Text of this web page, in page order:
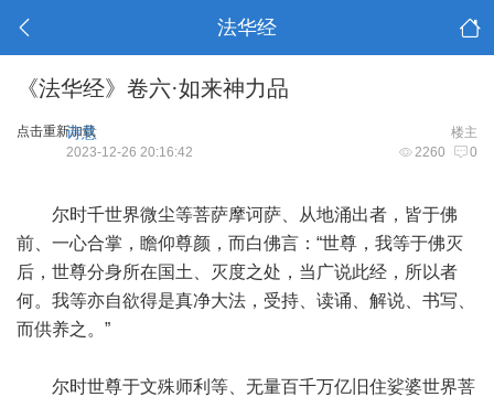
法华经
《法华经》卷六·如来神力品
点击重新加载 楼主
诗意
2260 0
2023-12-26 20:16:42
尔时千世界微尘等菩萨摩诃萨、从地涌出者，皆于佛
前、一心合掌，瞻仰尊颜，而白佛言：“世尊，我等于佛灭
后，世尊分身所在国土、灭度之处，当广说此经，所以者
何。我等亦自欲得是真净大法，受持、读诵、解说、书写、
而供养之。”
尔时世尊于文殊师利等、无量百千万亿旧住娑婆世界菩